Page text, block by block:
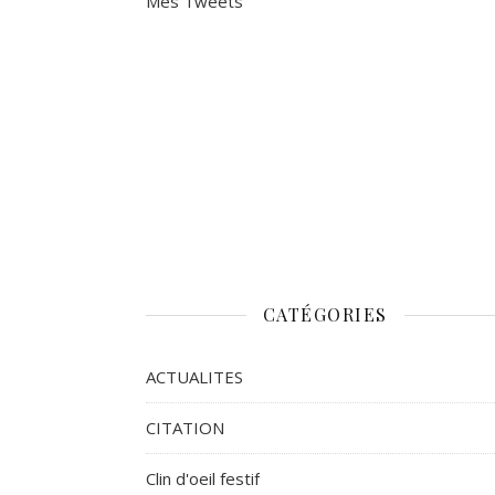
CATÉGORIES
ACTUALITES
CITATION
Clin d'oeil festif